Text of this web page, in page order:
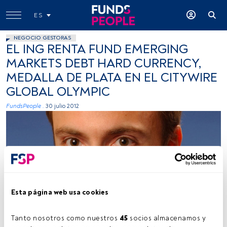
Esta página web usa cookies
Tanto nosotros como nuestros 45 socios almacenamos y
ES
NEGOCIO GESTORAS
EL ING RENTA FUND EMERGING
MARKETS DEBT HARD CURRENCY,
MEDALLA DE PLATA EN EL CITYWIRE
GLOBAL OLYMPIC
FundsPeople . 30 julio 2012
Foto cedida